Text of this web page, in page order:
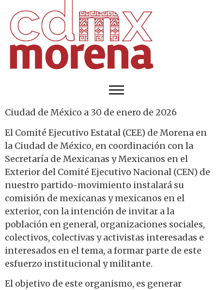
Ciudad de México a 30 de enero de 2026
El Comité Ejecutivo Estatal (CEE) de Morena en
la Ciudad de México, en coordinación con la
Secretaría de Mexicanas y Mexicanos en el
Exterior del Comité Ejecutivo Nacional (CEN) de
nuestro partido-movimiento instalará su
comisión de mexicanas y mexicanos en el
exterior, con la intención de invitar a la
población en general, organizaciones sociales,
colectivos, colectivas y activistas interesadas e
interesados en el tema, a formar parte de este
esfuerzo institucional y militante.
El objetivo de este organismo, es generar